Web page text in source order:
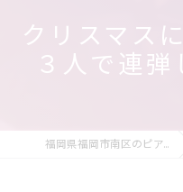
クリスマス
３人で連
福岡県福岡市南区のピアノ教室ならRose Piano Studio